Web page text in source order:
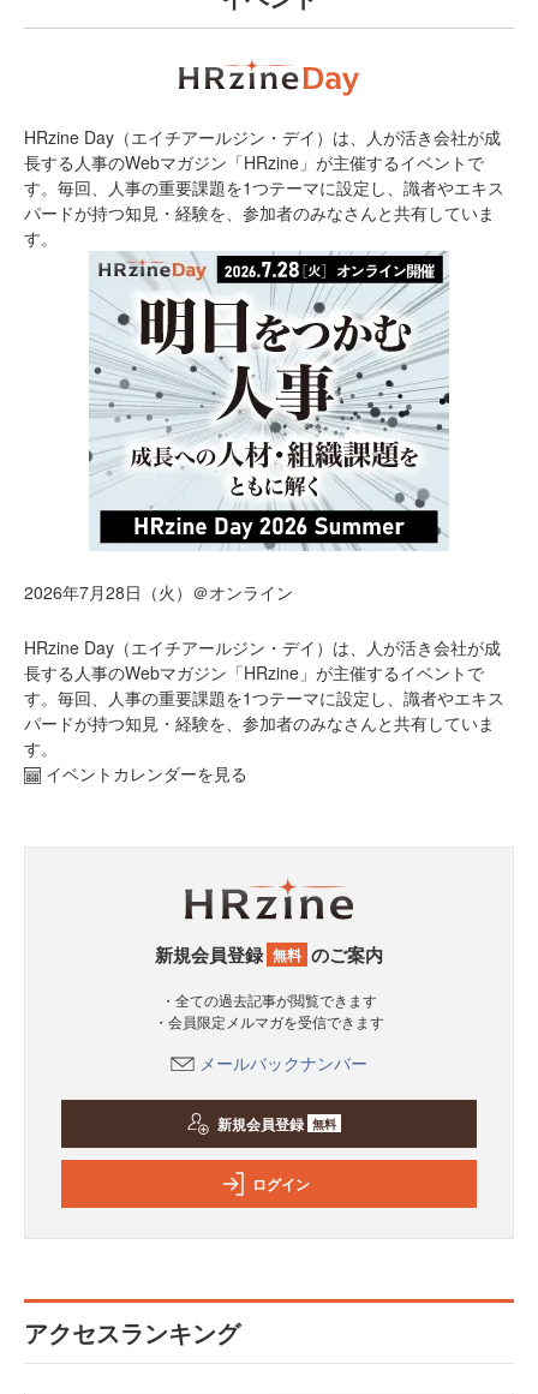
HRzine Day（エイチアールジン・デイ）は、人が活き会社が成
長する人事のWebマガジン「HRzine」が主催するイベントで
す。毎回、人事の重要課題を1つテーマに設定し、識者やエキス
パードが持つ知見・経験を、参加者のみなさんと共有していま
す。
2026年7月28日（火）＠オンライン
HRzine Day（エイチアールジン・デイ）は、人が活き会社が成
長する人事のWebマガジン「HRzine」が主催するイベントで
す。毎回、人事の重要課題を1つテーマに設定し、識者やエキス
パードが持つ知見・経験を、参加者のみなさんと共有していま
す。
イベントカレンダーを見る
新規会員登録 無料 のご案内
・全ての過去記事が閲覧できます
・会員限定メルマガを受信できます
メールバックナンバー
新規会員登録 無料
ログイン
アクセスランキング